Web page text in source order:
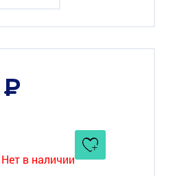
Нет в наличии